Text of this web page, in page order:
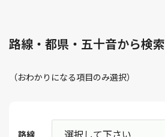
路線・都県・五十音から検索
（おわかりになる項目のみ選択）
路線